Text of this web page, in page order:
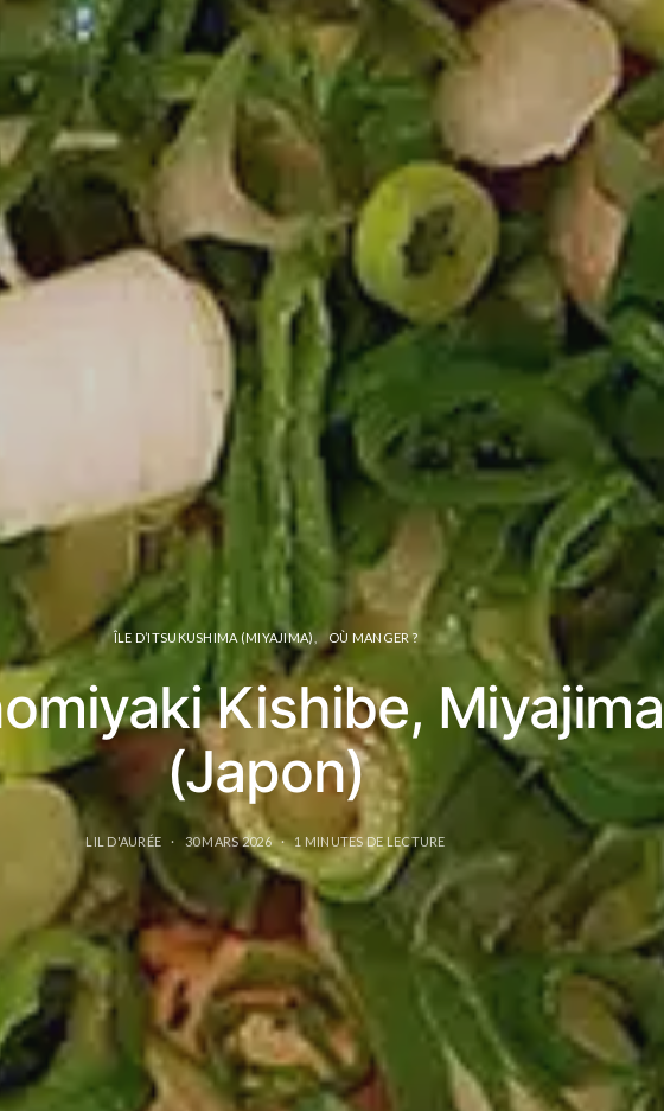
ÎLE D’ITSUKUSHIMA (MIYAJIMA) OÙ MANGER ?
Kishibe, Miyajima
(Japon)
LIL D'AURÉE 30 MARS 2026 1 MINUTES DE LECTURE